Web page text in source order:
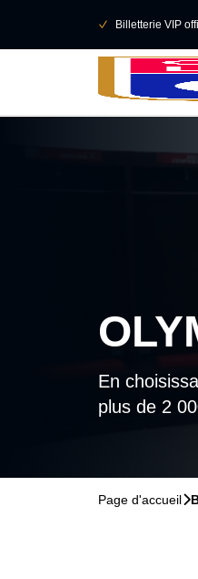
􀆅 Billetterie VIP
En
plus de 2
Page d'accueil􀆊